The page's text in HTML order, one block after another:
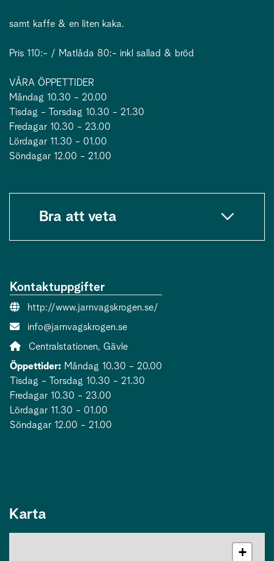
samt kaffe & en liten kaka.
Pris 110:- / Matlåda 80:- inkl sallad & bröd
VÅRA ÖPPETTIDER
Måndag 10.30 - 20.00
Tisdag - Torsdag 10.30 - 21.30
Fredagar 10.30 - 23.00
Lördagar 11.30 - 01.00
Söndagar 12.00 - 21.00
Bra att veta
Kontaktuppgifter
Webbsida:
http://www.jarnvagskrogen.se/
E-post:
info@jarnvagskrogen.se
Adress:
Centralstationen, Gävle
Öppettider: Måndag 10.30 - 20.00
Tisdag - Torsdag 10.30 - 21.30
Fredagar 10.30 - 23.00
Lördagar 11.30 - 01.00
Söndagar 12.00 - 21.00
Karta
+